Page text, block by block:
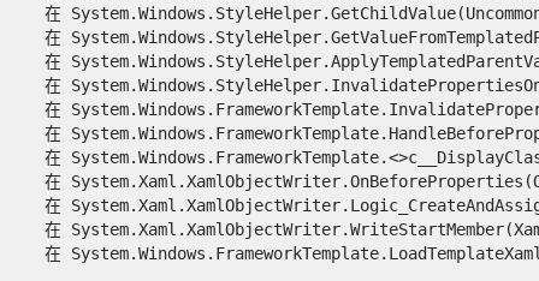
在
在
在
在
在
在
在
在
在
在
在